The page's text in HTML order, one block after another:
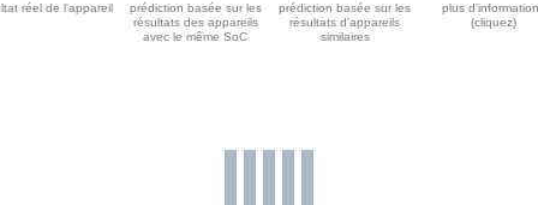
8 Total
Geekbench 5 64-Bit Single-Core
Geekbench 5.1 / 5.2 64 Bit Multi-Core
réel de l'appareil
prédiction basée sur les
résultats des appareils
avec le même SoC
prédiction basée sur les
résultats d'appareils
similaires
plus
(cliquez)